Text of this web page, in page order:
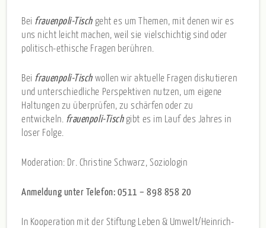
Bei frauenpoli-Tisch geht es um Themen, mit denen wir es
uns nicht leicht machen, weil sie vielschichtig sind oder
politisch-ethische Fragen berühren.
Bei frauenpoli-Tisch wollen wir aktuelle Fragen diskutieren
und unterschiedliche Perspektiven nutzen, um eigene
Haltungen zu überprüfen, zu schärfen oder zu
entwickeln. frauenpoli-Tischgibt es im Lauf des Jahres in
loser Folge.
Moderation: Dr. Christine Schwarz, Soziologin
Anmeldung unter Telefon: 0511 – 898 858 20
In Kooperation mit der Stiftung Leben & Umwelt/Heinrich-